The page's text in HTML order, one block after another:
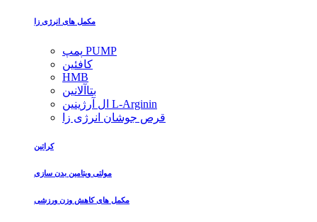
مکمل های انرژی زا
پمپ PUMP
کافئین
HMB
بتاآلانین
ال آرژینین L-Arginin
قرص جوشان انرژی زا
کراتین
مولتی ویتامین بدن سازی
مکمل های کاهش وزن ورزشی